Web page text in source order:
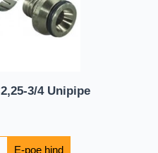
3/4 Unipipe